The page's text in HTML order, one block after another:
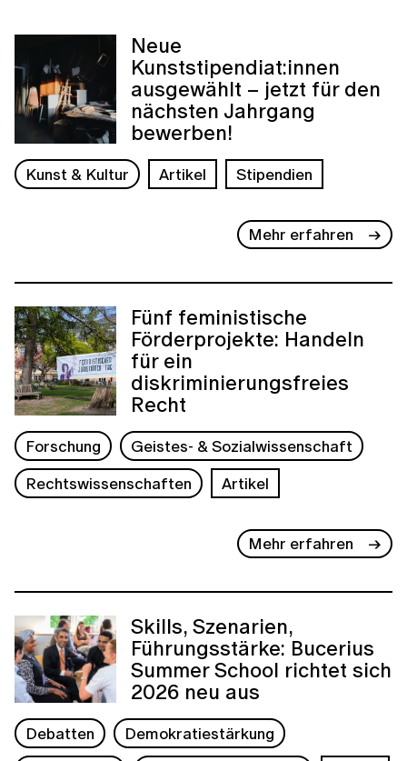
Neue
Kunststipendiat:innen
ausgewählt – jetzt für den
nächsten Jahrgang
bewerben!
Kunst & Kultur Artikel Stipendien
Mehr erfahren
Fünf feministische
Förderprojekte: Handeln
für ein
diskriminierungsfreies
Recht
Forschung
Geistes- & Sozialwissenschaft
Rechtswissenschaften
Artikel
Mehr erfahren
Skills, Szenarien,
Führungsstärke: Bucerius
Summer School richtet sich
2026 neu aus
Debatten
Demokratiestärkung